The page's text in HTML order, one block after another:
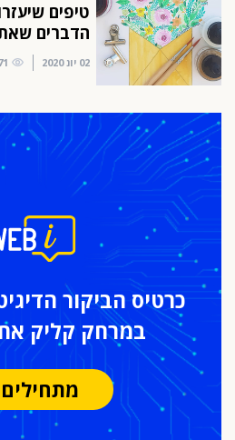
טיפים
הדברים
02 יונ 2020
כרטיס הביקור
במרחק קליק